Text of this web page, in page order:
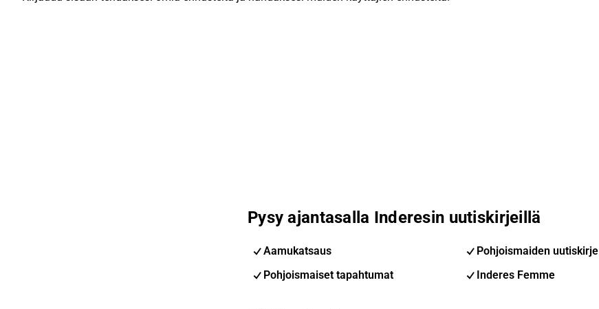
Pysy ajantasalla Inderesin uutiskirjeillä
Aamukatsaus
Pohjoismaiden uutiskirje
Pohjoismaiset tapahtumat
Inderes Femme